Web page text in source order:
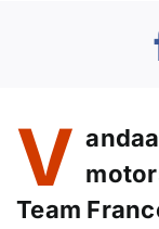
V
Team